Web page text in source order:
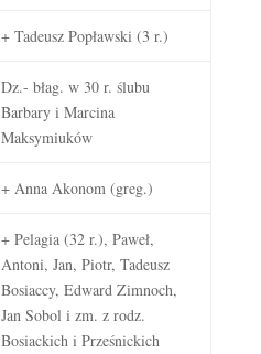
+ Tadeusz Popławski (3 r.)
Dz.- błag. w 30 r. ślubu
Barbary i Marcina
Maksymiuków
+ Anna Akonom (greg.)
+ Pelagia (32 r.), Paweł,
Antoni, Jan, Piotr, Tadeusz
Bosiaccy, Edward Zimnoch,
Jan Sobol i zm. z rodz.
Bosiackich i Prześnickich